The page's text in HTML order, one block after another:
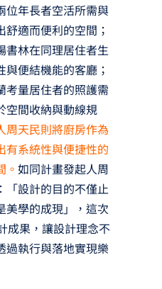
位年長者空活所需與
適而便利的空間；
書林在同理居住者生
便結機能的客廳；
考量居住者的照護需
空間收納與動線規
周天民則將廚房作為
有系統性與便捷性的
。 如同計畫發起人周
「設計的目的不僅止
美學的成現」，這次
成果，讓設計理念不
過執行與落地實現樂